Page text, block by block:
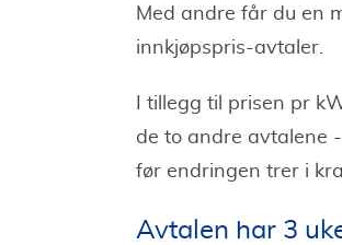
Med andre får du en
innkjøpspris-avtaler.
I tillegg til prisen pr
de to andre avtalene
før endringen trer i
Avtalen har 3